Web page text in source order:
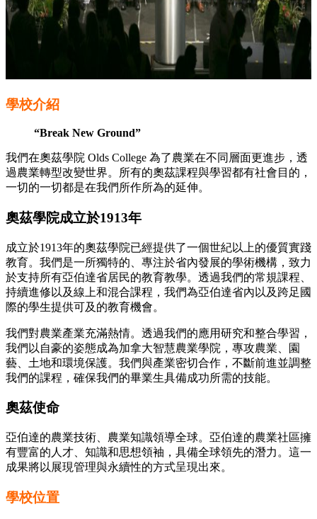
學校介紹
“Break New Ground”
我們在奧茲學院 Olds College 為了農業在不同層面更進步，透
過農業轉型改變世界。所有的奧茲課程與學習都有社會目的，
一切的一切都是在我們所作所為的延伸。
奧茲學院成立於1913年
成立於1913年的奧茲學院已經提供了一個世紀以上的優質實踐
教育。我們是一所獨特的、專注於省內發展的學術機構，致力
於支持所有亞伯達省居民的教育教學。透過我們的常規課程、
持續進修以及線上和混合課程，我們為亞伯達省內以及跨足國
際的學生提供可及的教育機會。
我們對農業產業充滿熱情。透過我們的應用研究和整合學習，
我們以自豪的姿態成為加拿大智慧農業學院，專攻農業、園
藝、土地和環境保護。我們與產業密切合作，不斷前進並調整
我們的課程，確保我們的畢業生具備成功所需的技能。
奧茲使命
亞伯達的農業技術、農業知識領導全球。亞伯達的農業社區擁
有豐富的人才、知識和思想領袖，具備全球領先的潛力。這一
成果將以展現管理與永續性的方式呈現出來。
學校位置